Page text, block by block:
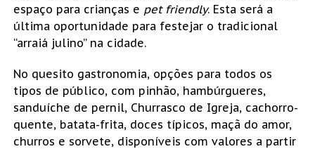
espaço para crianças e pet friendly. Esta será a
última oportunidade para festejar o tradicional
“arraiá julino” na cidade.
No quesito gastronomia, opções para todos os
tipos de público, com pinhão, hambúrgueres,
sanduíche de pernil, Churrasco de Igreja, cachorro-
quente, batata-frita, doces típicos, maçã do amor,
churros e sorvete, disponíveis com valores a partir